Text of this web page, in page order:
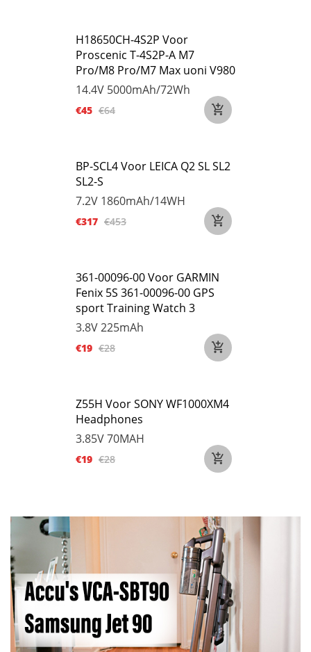
H18650CH-4S2P Voor
Proscenic T-4S2P-A M7
Pro/M8 Pro/M7 Max uoni V980
14.4V 5000mAh/72Wh
€45 €64
BP-SCL4 Voor LEICA Q2 SL SL2
SL2-S
7.2V 1860mAh/14WH
€317 €453
361-00096-00 Voor GARMIN
Fenix 5S 361-00096-00 GPS
sport Training Watch 3
3.8V225mAh
€19 €28
Z55H Voor SONY WF1000XM4
Headphones
3.85V70MAH
€19 €28